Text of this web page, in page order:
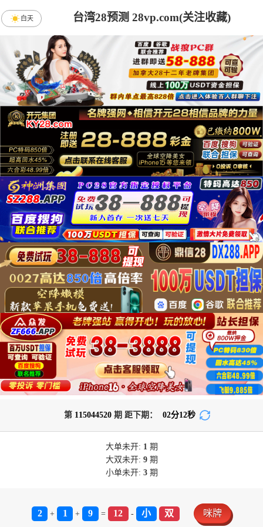
台湾28预测 28vp.com(关注收藏)
白天
第 115044520期 距下期： 02分12秒
大单未开: 1 期
大双未开: 9期
小单未开: 3期
2 + 1 + 9 = 12 - 小 双 咪牌